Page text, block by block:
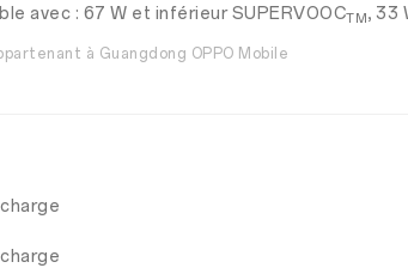
avec : 67 W et inférieur SUPERVOOCTM, 33
à Guangdong OPPO Mobile